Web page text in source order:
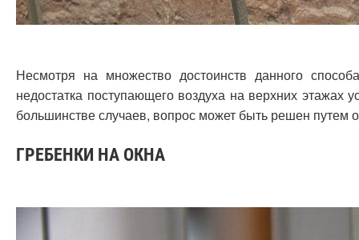
Несмотря на множество достоинств данного
недостатка поступающего воздуха на верхних этажах
большинстве случаев, вопрос может быть решен путем
ГРЕБЕНКИ НА ОКНА